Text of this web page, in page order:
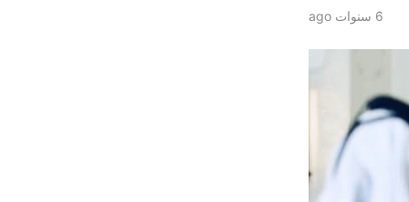
6 سنوات ago